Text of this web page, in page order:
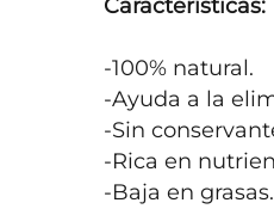
Características:
-100% natural.
-Ayuda a la
-Sin
-Rica en
-Baja en grasas.